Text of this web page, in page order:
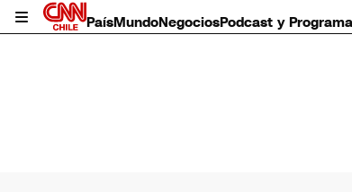
PaísMundoNegociosPodcast y